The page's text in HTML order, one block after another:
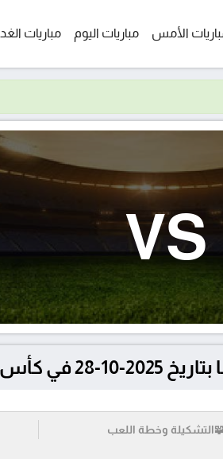
الأمس مباريات اليوم مباريات الغد
VS
إسبانيا
التشكيلة وخطة اللعب